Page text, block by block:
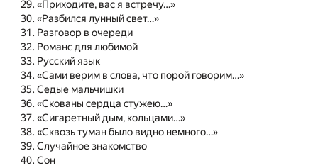
«Приходите, вас я встречу…»
«Разбился лунный свет…»
Разговор в очереди
Романс для любимой
Русский язык
«Сами верим в слова, что порой говорим…»
Седые мальчишки
«Скованы сердца стужею…»
«Сигаретный дым, кольцами…»
«Сквозь туман было видно немного…»
Случайное знакомство
Сон